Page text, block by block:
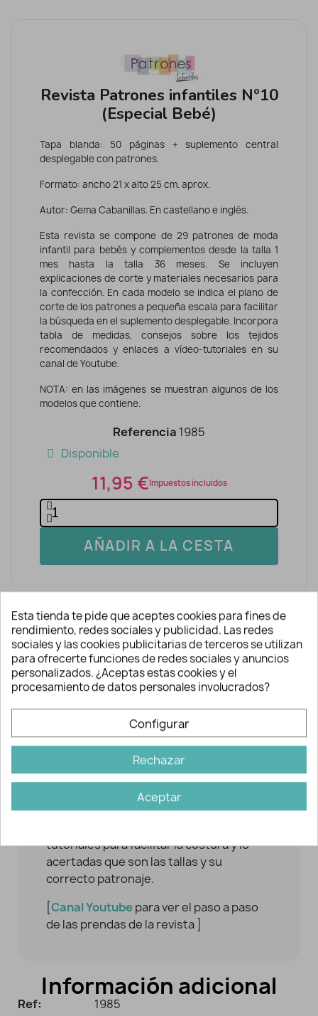
Revista Patrones infantiles Nº10
(Especial Bebé)
Tapa blanda: 50 páginas + suplemento central
desplegable con patrones.
Formato: ancho 21 x alto 25 cm. aprox.
Autor: Gema Cabanillas. En castellano e inglés.
Esta revista se compone de 29 patrones de moda
infantil para bebés y complementos desde la talla 1
mes hasta la talla 36 meses. Se incluyen
explicaciones de corte y materiales necesarios para
la confección. En cada modelo se indica el plano de
corte de los patrones a pequeña escala para facilitar
la búsqueda en el suplemento desplegable. Incorpora
tabla de medidas, consejos sobre los tejidos
recomendados y enlaces a vídeo-tutoriales en su
canal de Youtube.
NOTA: en las imágenes se muestran algunos de los
modelos que contiene.
Referencia 1985
Disponible
11,95 €Impuestos incluidos
AÑADIR A LA CESTA
Descripción y detalles
5Esta revista para la confección de
prendas infantiles está consiguiendo
con cada edición más renombre.
Sus clientes destacan la claridad en la
explicación para confeccionar los
tutoriales para facilitar la costura y lo
acertadas que son las tallas y su
correcto patronaje.
Canal Youtubepara ver el paso a paso
de las prendas de la revista ]
Información adicional
Ref:
1985
Esta tienda te pide que aceptes cookies para fines de
rendimiento, redes sociales y publicidad. Las redes
sociales y las cookies publicitarias de terceros se utilizan
para ofrecerte funciones de redes sociales y anuncios
personalizados. ¿Aceptas estas cookies y el
procesamiento de datos personales involucrados?
Configurar
Rechazar
Aceptar